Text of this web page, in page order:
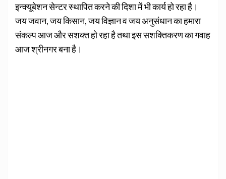
इन्क्यूबेशन सेन्टर स्थापित करने की दिशा में भी कार्य हो रहा है।
जय जवान, जय किसान, जय विज्ञान व जय अनुसंधान का हमारा
संकल्प आज और सशक्त हो रहा है तथा इस सशक्तिकरण का गवाह
आज श्रीनगर बना है।